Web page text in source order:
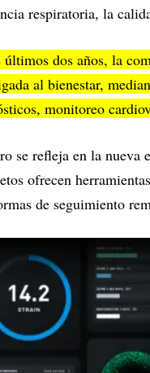
respiratoria, la
dos años, la
al bienestar,
monitoreo
se refleja en la nueva
ofrecen
de seguimiento